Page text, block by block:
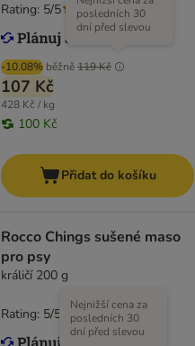
-10.08% běžně119 Kč
posledních 30
dní před slevou
107 Kč
428 Kč / kg
100 Kč
Rating: 5/5 (4)
Přidat do košíku
Rocco Chings sušené maso
pro psy
králičí 200 g
Nejnižší cena za
posledních 30
dní před slevou
Rating: 5/5 (4